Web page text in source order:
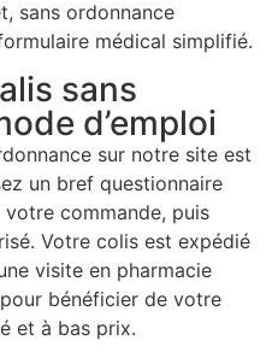
sans ordonnance
médical simplifié.
sans
d’emploi
sur notre site est
un bref questionnaire
commande, puis
Votre colis est expédié
visite en pharmacie
pour bénéficier de votre
et à bas prix.